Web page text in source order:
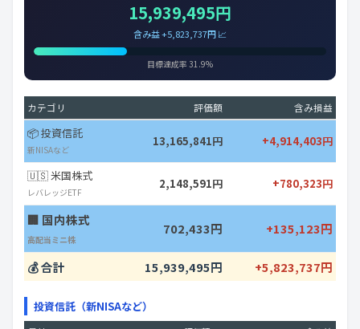
15,939,495円
含み益 +5,823,737円 📈
目標達成率 31.9%
カテゴリ 評価額 含み損益
📦 投資信託
新NISAなど
13,165,841円 +4,914,403円
🇺🇸 米国株式
レバレッジETF
2,148,591円 +780,323円
🏢 国内株式
高配当ミニ株
702,433円 +135,123円
💰 合計 15,939,495円 +5,823,737円
投資信託（新NISAなど）